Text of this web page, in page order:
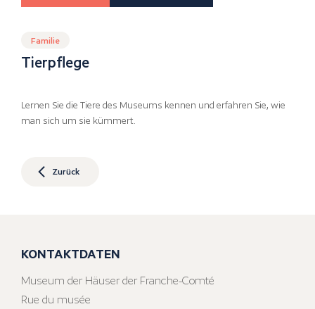
Familie
Tierpflege
Lernen Sie die Tiere des Museums kennen und erfahren Sie, wie
man sich um sie kümmert.
Zurück
KONTAKTDATEN
Museum der Häuser der Franche-Comté
Rue du musée